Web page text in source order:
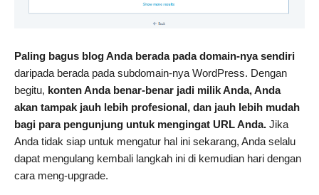
Paling bagus blog Anda berada pada domain-nya sendiri
daripada berada pada subdomain-nya WordPress. Dengan
begitu, konten Anda benar-benar jadi milik Anda, Anda
akan tampak jauh lebih profesional, dan jauh lebih mudah
bagi para pengunjung untuk mengingat URL Anda. Jika
Anda tidak siap untuk mengatur hal ini sekarang, Anda selalu
dapat mengulang kembali langkah ini di kemudian hari dengan
cara meng-upgrade.